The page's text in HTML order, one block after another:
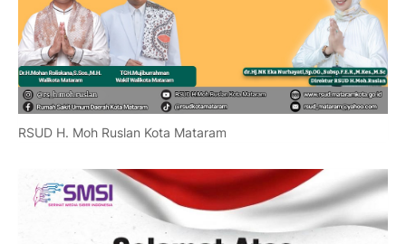
RSUD H. Moh Ruslan Kota Mataram